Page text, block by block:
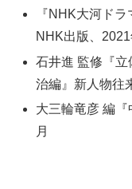
『NHK大河ド
NHK出版、2021
石井進 監修『立
治編』新人物往
大三輪竜彦 編
月